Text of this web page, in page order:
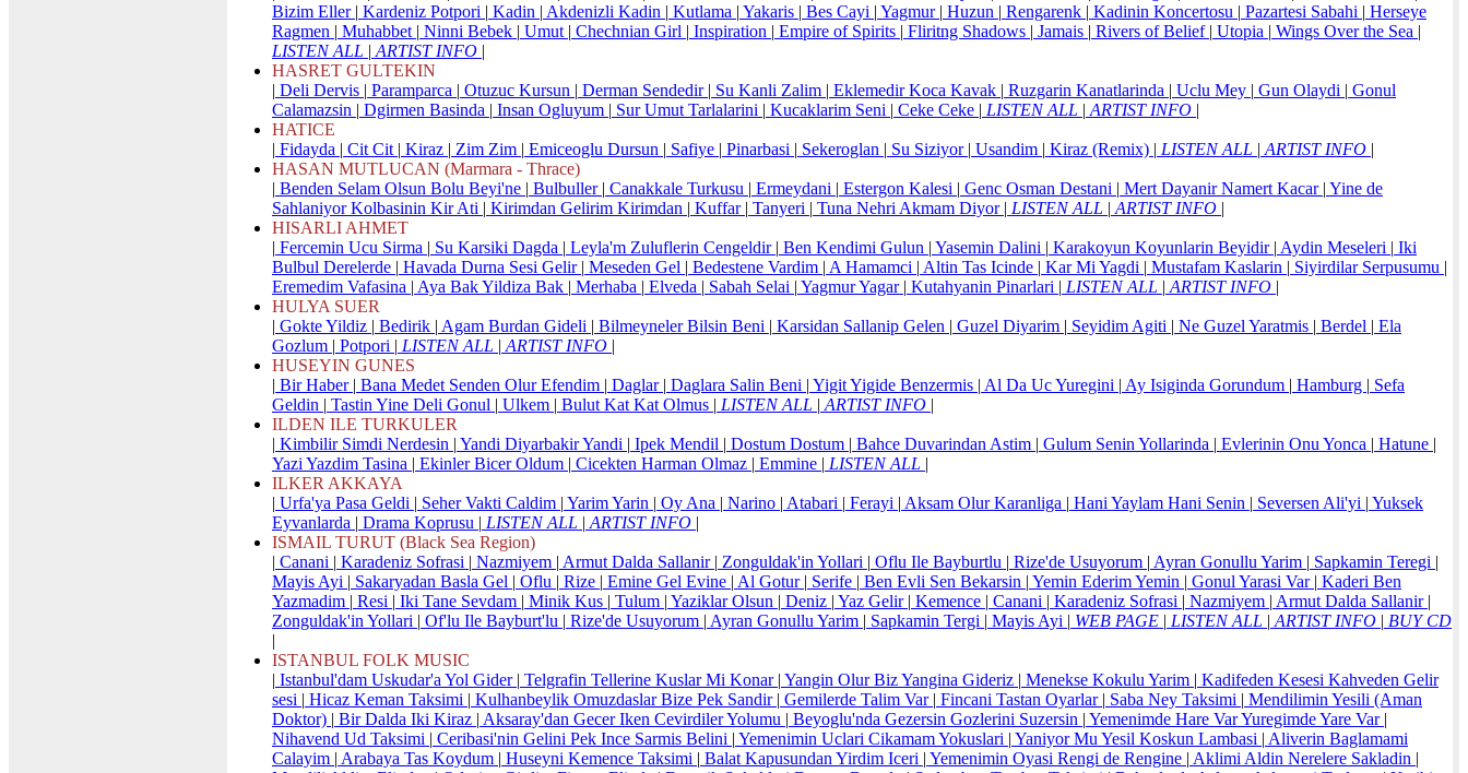
Bizim Eller | Kardeniz Potpori | Kadin | Akdenizli Kadin | Kutlama | Yakaris | Bes Cayi | Yagmur | Huzun | Rengarenk | Kadinin Koncertosu | Pazartesi Sabahi | Herseye
Ragmen | Muhabbet | Ninni Bebek | Umut | Chechnian Girl | Inspiration | Empire of Spirits | Fliritng Shadows | Jamais | Rivers of Belief | Utopia | Wings Over the Sea |
LISTEN ALL | ARTIST INFO |
HASRET GULTEKIN
| Deli Dervis | Paramparca | Otuzuc Kursun | Derman Sendedir | Su Kanli Zalim | Eklemedir Koca Kavak | Ruzgarin Kanatlarinda | Uclu Mey | Gun Olaydi | Gonul
Calamazsin | Dgirmen Basinda | Insan Ogluyum | Sur Umut Tarlalarini | Kucaklarim Seni | Ceke Ceke | LISTEN ALL | ARTIST INFO |
HATICE
| Fidayda | Cit Cit | Kiraz | Zim Zim | Emiceoglu Dursun | Safiye | Pinarbasi | Sekeroglan | Su Siziyor | Usandim | Kiraz (Remix) | LISTEN ALL | ARTIST INFO |
HASAN MUTLUCAN (Marmara - Thrace)
| Benden Selam Olsun Bolu Beyi'ne | Bulbuller | Canakkale Turkusu | Ermeydani | Estergon Kalesi | Genc Osman Destani | Mert Dayanir Namert Kacar | Yine de
Sahlaniyor Kolbasinin Kir Ati | Kirimdan Gelirim Kirimdan | Kuffar | Tanyeri | Tuna Nehri Akmam Diyor | LISTEN ALL | ARTIST INFO |
HISARLI AHMET
| Fercemin Ucu Sirma | Su Karsiki Dagda | Leyla'm Zuluflerin Cengeldir | Ben Kendimi Gulun | Yasemin Dalini | Karakoyun Koyunlarin Beyidir | Aydin Meseleri | Iki
Bulbul Derelerde | Havada Durna Sesi Gelir | Meseden Gel | Bedestene Vardim | A Hamamci | Altin Tas Icinde | Kar Mi Yagdi | Mustafam Kaslarin | Siyirdilar Serpusumu |
Eremedim Vafasina | Aya Bak Yildiza Bak | Merhaba | Elveda | Sabah Selai | Yagmur Yagar | Kutahyanin Pinarlari | LISTEN ALL | ARTIST INFO |
HULYA SUER
| Gokte Yildiz | Bedirik | Agam Burdan Gideli | Bilmeyneler Bilsin Beni | Karsidan Sallanip Gelen | Guzel Diyarim | Seyidim Agiti | Ne Guzel Yaratmis | Berdel | Ela
Gozlum | Potpori | LISTEN ALL | ARTIST INFO |
HUSEYIN GUNES
| Bir Haber | Bana Medet Senden Olur Efendim | Daglar | Daglara Salin Beni | Yigit Yigide Benzermis | Al Da Uc Yuregini | Ay Isiginda Gorundum | Hamburg | Sefa
Geldin | Tastin Yine Deli Gonul | Ulkem | Bulut Kat Kat Olmus | LISTEN ALL | ARTIST INFO |
ILDEN ILE TURKULER
| Kimbilir Simdi Nerdesin | Yandi Diyarbakir Yandi | Ipek Mendil | Dostum Dostum | Bahce Duvarindan Astim | Gulum Senin Yollarinda | Evlerinin Onu Yonca | Hatune |
Yazi Yazdim Tasina | Ekinler Bicer Oldum | Cicekten Harman Olmaz | Emmine | LISTEN ALL |
ILKER AKKAYA
| Urfa'ya Pasa Geldi | Seher Vakti Caldim | Yarim Yarin | Oy Ana | Narino | Atabari | Ferayi | Aksam Olur Karanliga | Hani Yaylam Hani Senin | Seversen Ali'yi | Yuksek
Eyvanlarda | Drama Koprusu | LISTEN ALL | ARTIST INFO |
ISMAIL TURUT (Black Sea Region)
| Canani | Karadeniz Sofrasi | Nazmiyem | Armut Dalda Sallanir | Zonguldak'in Yollari | Oflu Ile Bayburtlu | Rize'de Usuyorum | Ayran Gonullu Yarim | Sapkamin Teregi |
Mayis Ayi | Sakaryadan Basla Gel | Oflu | Rize | Emine Gel Evine | Al Gotur | Serife | Ben Evli Sen Bekarsin | Yemin Ederim Yemin | Gonul Yarasi Var | Kaderi Ben
Yazmadim | Resi | Iki Tane Sevdam | Minik Kus | Tulum | Yaziklar Olsun | Deniz | Yaz Gelir | Kemence | Canani | Karadeniz Sofrasi | Nazmiyem | Armut Dalda Sallanir |
Zonguldak'in Yollari | Of'lu Ile Bayburt'lu | Rize'de Usuyorum | Ayran Gonullu Yarim | Sapkamin Tergi | Mayis Ayi | WEB PAGE | LISTEN ALL | ARTIST INFO | BUY CD
|
ISTANBUL FOLK MUSIC
| Istanbul'dam Uskudar'a Yol Gider | Telgrafin Tellerine Kuslar Mi Konar | Yangin Olur Biz Yangina Gideriz | Menekse Kokulu Yarim | Kadifeden Kesesi Kahveden Gelir
sesi | Hicaz Keman Taksimi | Kulhanbeylik Omuzdaslar Bize Pek Sandir | Gemilerde Talim Var | Fincani Tastan Oyarlar | Saba Ney Taksimi | Mendilimin Yesili (Aman
Doktor) | Bir Dalda Iki Kiraz | Aksaray'dan Gecer Iken Cevirdiler Yolumu | Beyoglu'nda Gezersin Gozlerini Suzersin | Yemenimde Hare Var Yuregimde Yare Var |
Nihavend Ud Taksimi | Ceribasi'nin Gelini Pek Ince Sarmis Belini | Yemenimin Uclari Cikamam Yokuslari | Yaniyor Mu Yesil Koskun Lambasi | Aliverin Baglamami
Calayim | Arabaya Tas Koydum | Huseyni Kemence Taksimi | Balat Kapusundan Yirdim Iceri | Yemenimin Oyasi Rengi de Rengine | Aklimi Aldin Nerelere Sakladin |